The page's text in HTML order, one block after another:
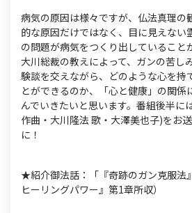
病気の原因は様々ですが、仏法真理の
的な原因だけではなく、目に見えない
の問題が病気をつくり出していること
大川総裁の教えによって、ガンの苦し
験談を交えながら、どのような心を持
とができるのか、「心と健康」の関係
んでいきたいと思います。番組後半に
作曲・大川隆法 歌・大澤美也子)をお
に！
★紹介御法話：「『奇跡のガン克服法
ヒーリングパワー』第1章所収）